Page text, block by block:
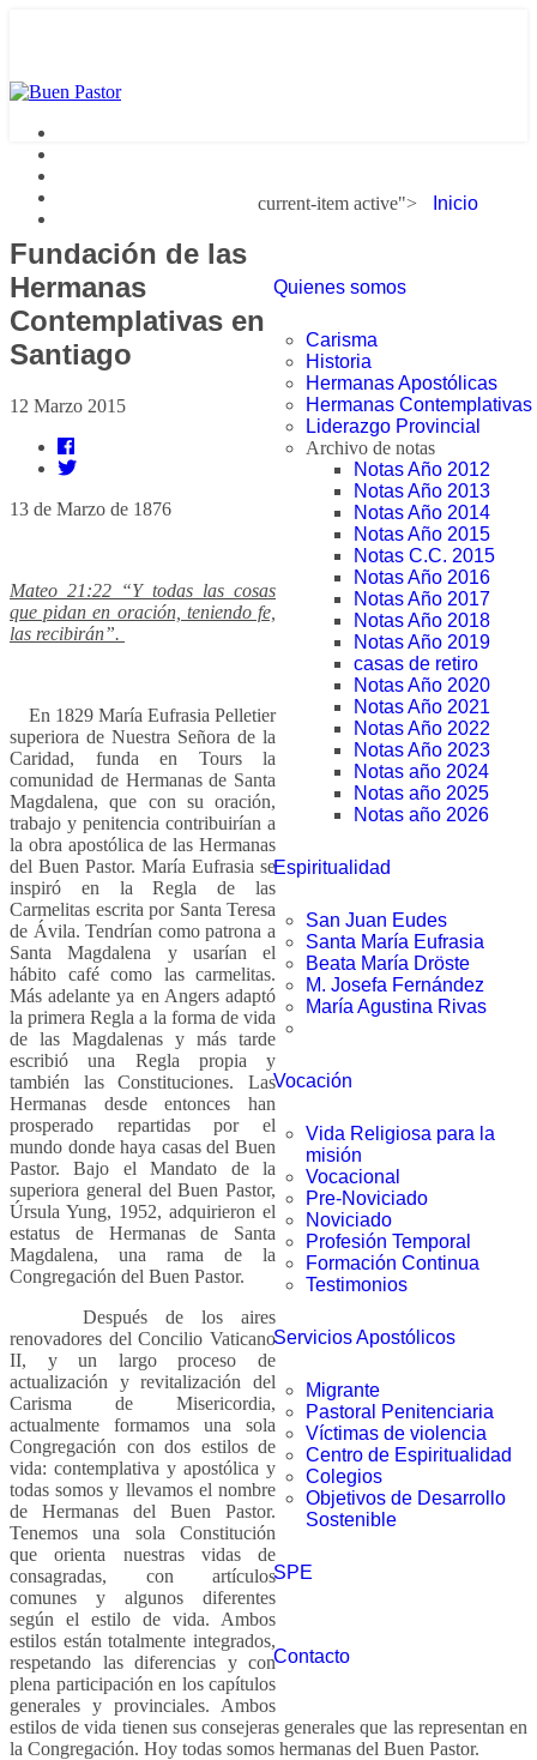
current-item active"> Inicio
Quienes somos
Carisma
Historia
Hermanas Apostólicas
Hermanas Contemplativas
Liderazgo Provincial
Archivo de notas
Notas Año 2012
Notas Año 2013
Notas Año 2014
Notas Año 2015
Notas C.C. 2015
Notas Año 2016
Notas Año 2017
Notas Año 2018
Notas Año 2019
casas de retiro
Notas Año 2020
Notas Año 2021
Notas Año 2022
Notas Año 2023
Notas año 2024
Notas año 2025
Notas año 2026
Espiritualidad
San Juan Eudes
Santa María Eufrasia
Beata María Dröste
M. Josefa Fernández
María Agustina Rivas
Vocación
Vida Religiosa para la
misión
Vocacional
Pre-Noviciado
Noviciado
Profesión Temporal
Formación Continua
Testimonios
Servicios Apostólicos
Migrante
Pastoral Penitenciaria
Víctimas de violencia
Centro de Espiritualidad
Colegios
Objetivos de Desarrollo
Sostenible
SPE
Contacto
Fundación de las
Hermanas
Contemplativas en
Santiago
12 Marzo 2015
13 de Marzo de 1876
Mateo 21:22 “Y todas las cosas
que pidan en oración, teniendo fe,
las recibirán”.
En 1829 María Eufrasia Pelletier
superiora de Nuestra Señora de la
Caridad, funda en Tours la
comunidad de Hermanas de Santa
Magdalena, que con su oración,
trabajo y penitencia contribuirían a
la obra apostólica de las Hermanas
del Buen Pastor. María Eufrasia se
inspiró en la Regla de las
Carmelitas escrita por Santa Teresa
de Ávila. Tendrían como patrona a
Santa Magdalena y usarían el
hábito café como las carmelitas.
Más adelante ya en Angers adaptó
la primera Regla a la forma de vida
de las Magdalenas y más tarde
escribió una Regla propia y
también las Constituciones. Las
Hermanas desde entonces han
prosperado repartidas por el
mundo donde haya casas del Buen
Pastor. Bajo el Mandato de la
superiora general del Buen Pastor,
Úrsula Yung, 1952, adquirieron el
estatus de Hermanas de Santa
Magdalena, una rama de la
Congregación del Buen Pastor.
Después de los aires
renovadores del Concilio Vaticano
II, y un largo proceso de
actualización y revitalización del
Carisma de Misericordia,
actualmente formamos una sola
Congregación con dos estilos de
vida: contemplativa y apostólica y
todas somos y llevamos el nombre
de Hermanas del Buen Pastor.
Tenemos una sola Constitución
que orienta nuestras vidas de
consagradas, con artículos
comunes y algunos diferentes
según el estilo de vida. Ambos
estilos están totalmente integrados,
respetando las diferencias y con
plena participación en los capítulos
generales y provinciales. Ambos
estilos de vida tienen sus consejeras generales que las representan en
la Congregación. Hoy todas somos hermanas del Buen Pastor.